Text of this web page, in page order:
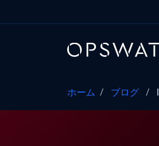
ホーム / ブログ /